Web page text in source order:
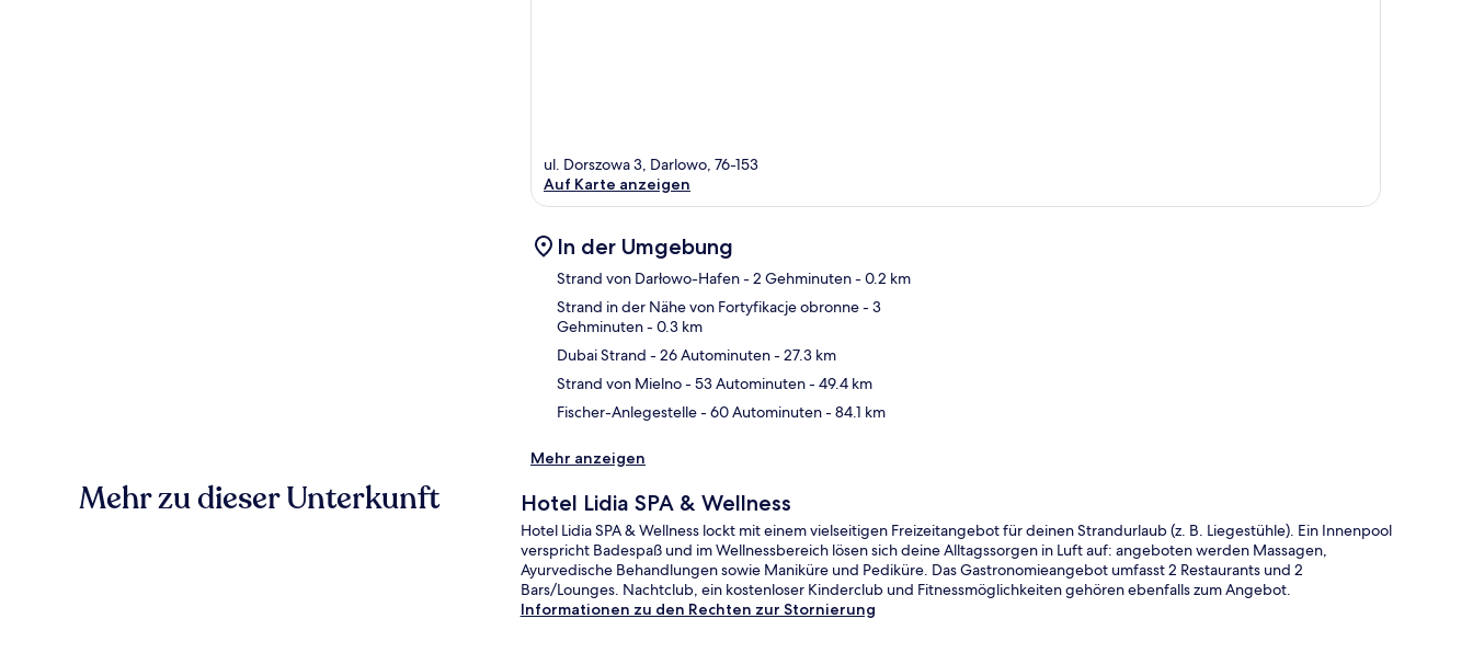
ul. Dorszowa 3, Darlowo, 76-153
Auf Karte anzeigen
In der Umgebung
Strand von Darłowo-Hafen- 2 Gehminuten- 0.2 km
Strand in der Nähe von Fortyfikacje obronne- 3
Gehminuten- 0.3 km
Dubai Strand - 26 Autominuten- 27.3 km
Strand von Mielno- 53 Autominuten- 49.4 km
Fischer-Anlegestelle- 60 Autominuten- 84.1 km
Mehr anzeigen
Mehr zu dieser Unterkunft Hotel Lidia SPA & Wellness
Hotel Lidia SPA & Wellness lockt mit einem vielseitigen Freizeitangebot für deinen Strandurlaub (z. B. Liegestühle). Ein Innenpool
verspricht Badespaß und im Wellnessbereich lösen sich deine Alltagssorgen in Luft auf: angeboten werden Massagen,
Ayurvedische Behandlungen sowie Maniküre und Pediküre. Das Gastronomieangebot umfasst 2 Restaurants und 2
Bars/Lounges. Nachtclub, ein kostenloser Kinderclub und Fitnessmöglichkeiten gehören ebenfalls zum Angebot.
Informationen zu den Rechten zur Stornierung